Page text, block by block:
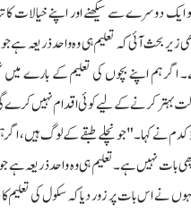
ایک دوسرے سے سیکھنے اور اپنے خیالات کا
زیر بحث آئی کہ تعلیم ہی وہ واحد ذریعہ
اگر ہم اپنے بچوں کی تعلیم کے بارے
بہتر کرنے کے لیے کوئی اقدام نہیں
نے کہا۔ "جو نچلے طبقے کے لوگ ہیں،
بات نہیں ہے۔ تعلیم ہی وہ واحد ذریعہ ہے
نے اس بات پر زور دیا کہ سکول کی تعلیم